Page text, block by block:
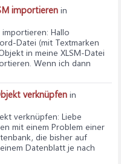
importieren in
importieren: Hallo
Datei (mit Textmarken
in meine XLSM-Datei
Wenn ich dann
verknüpfen in
verknüpfen: Liebe
mit einem Problem einer
die bisher auf
Datenblatt je nach